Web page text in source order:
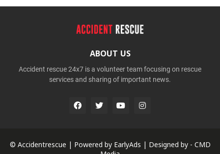
ABOUT US
Accident rescue 24x7 is a volunteer team focusing on rescue
services and sharing of important news.
© Accidentrescue | Powered by EarlyAds | Designed by - CMD